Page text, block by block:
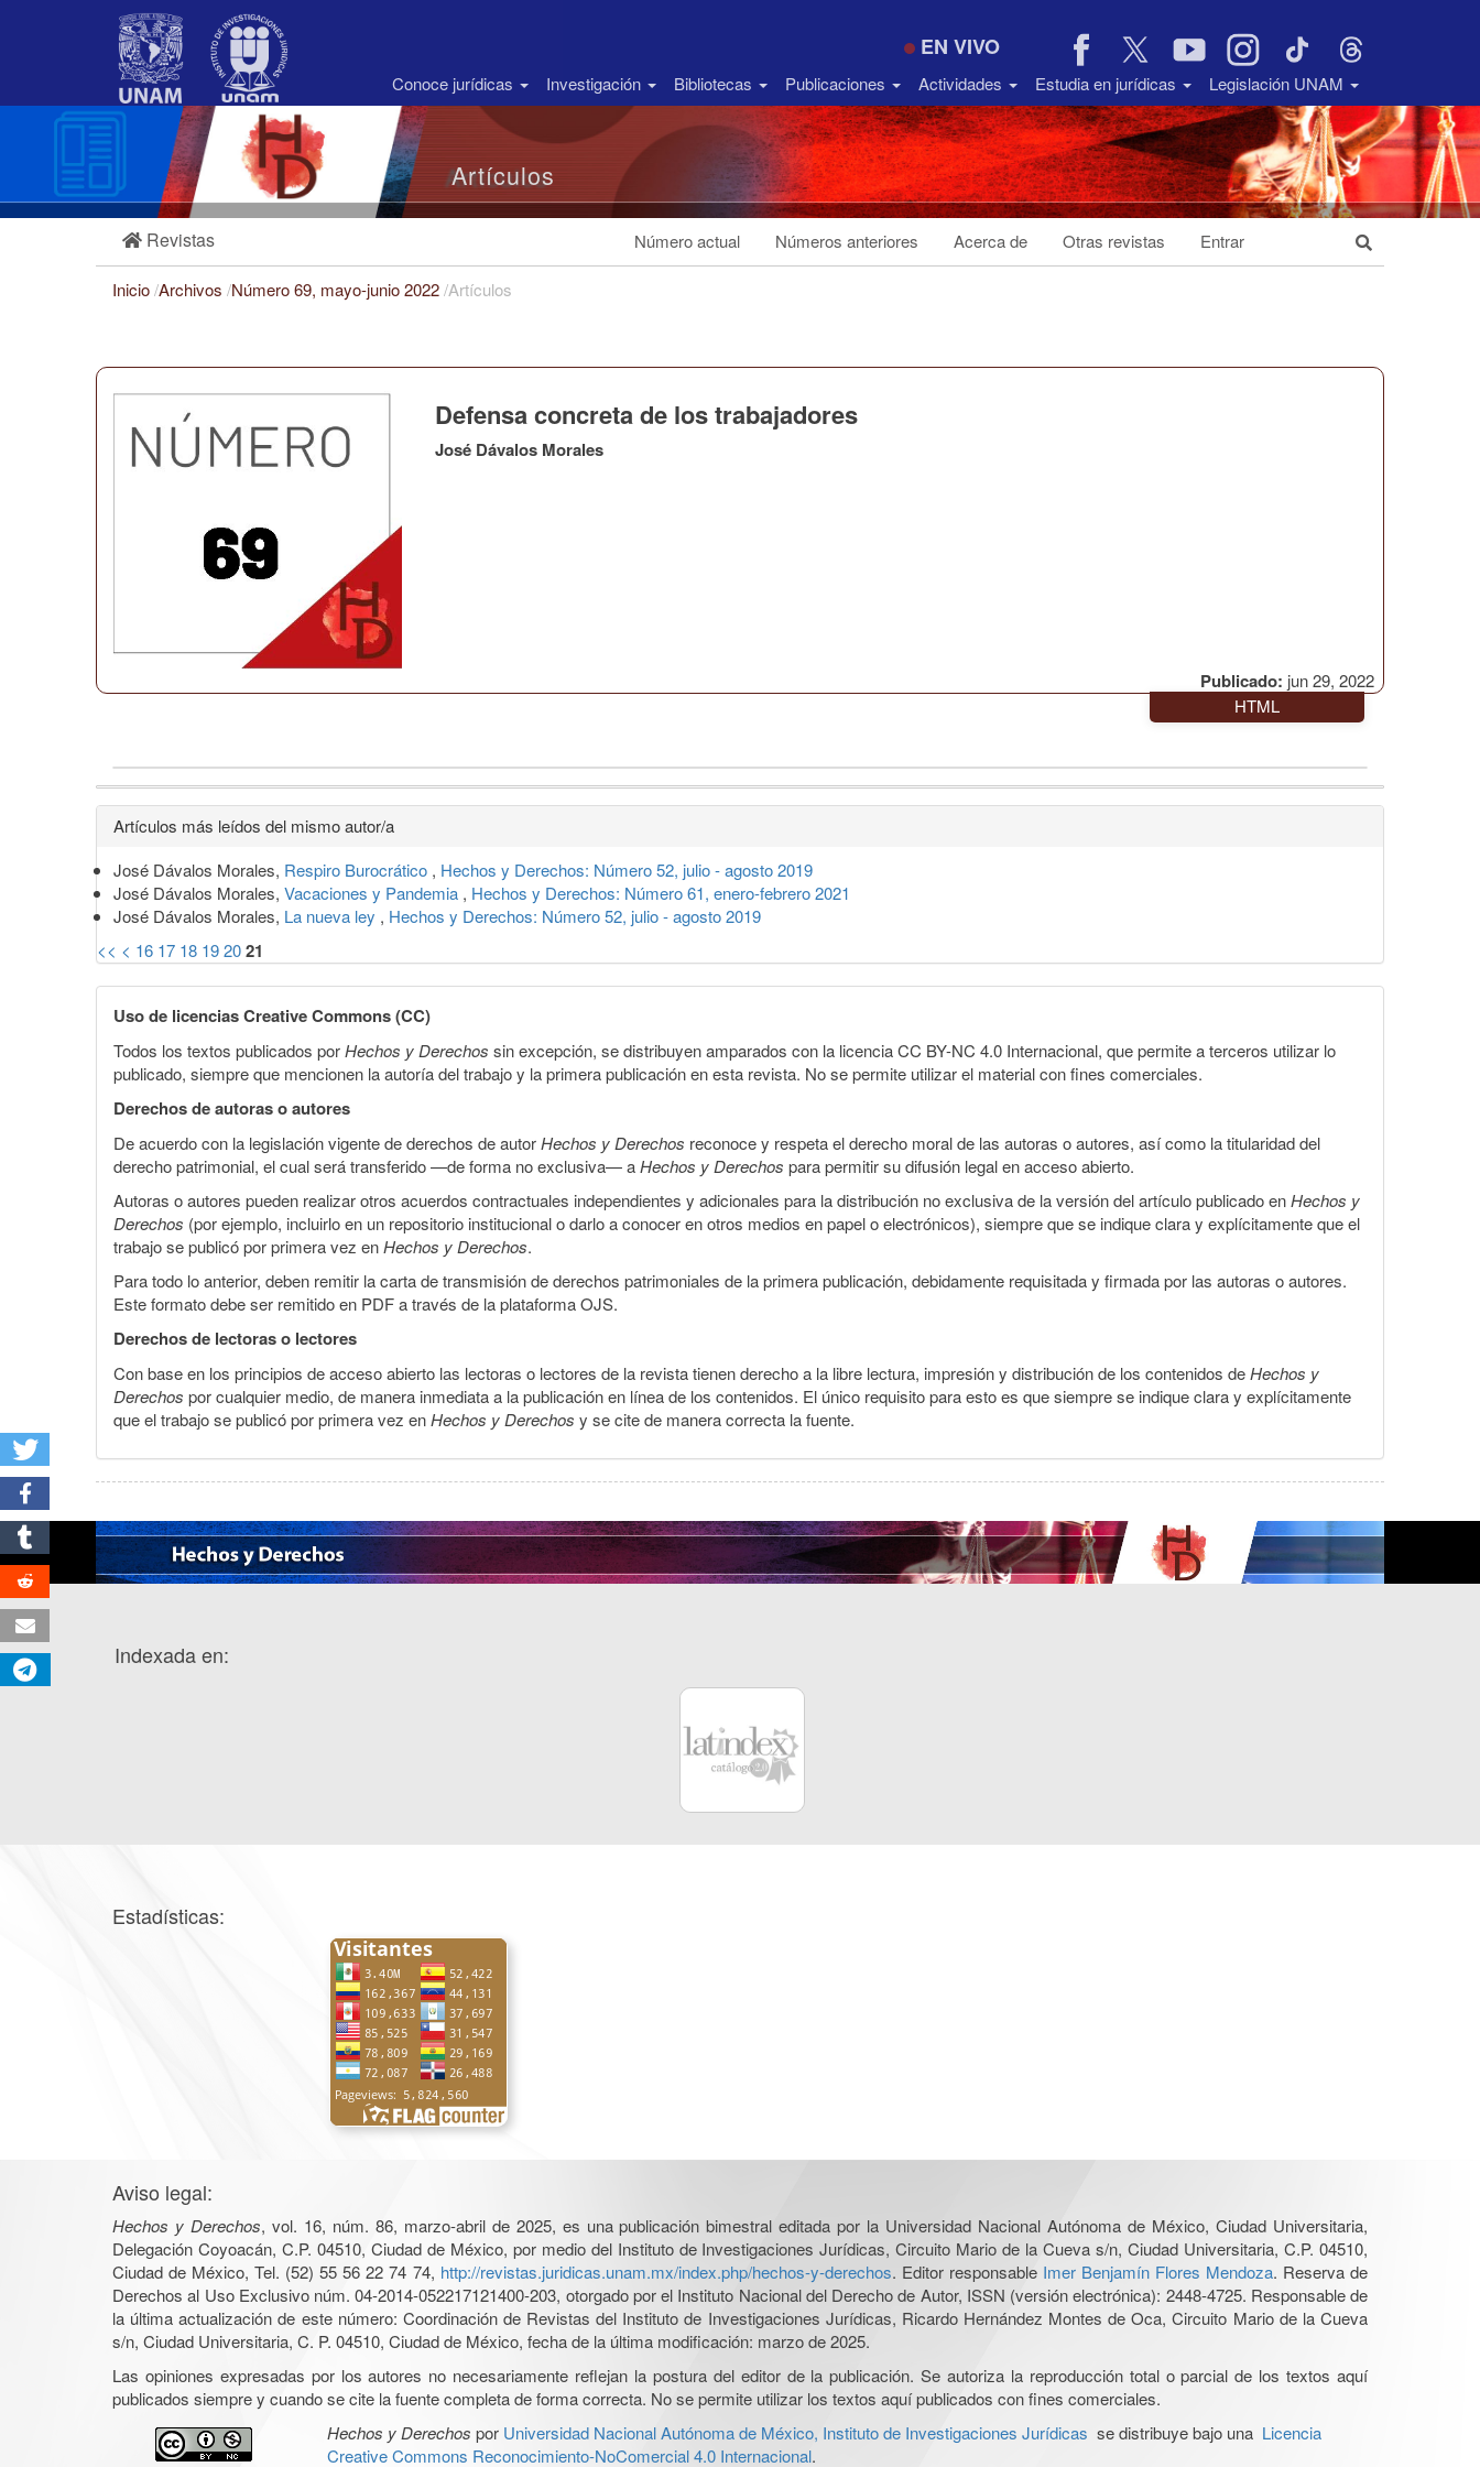
Barra
EN VIVO
Conoce jurídicas Investigación Bibliotecas Publicaciones Actividades Estudia en jurídicas Legislación UNAM
Artículos
Revistas Número actual Números anteriores Acerca de Otras revistas Entrar
Inicio/Archivos /Número 69, mayo-junio 2022/Artículos
Publicado: jun 29, 2022
Defensa concreta de los trabajadores
José Dávalos Morales
HTML
Detalles
del
artículo
Artículos más leídos del mismo autor/a
José Dávalos Morales, Respiro Burocrático , Hechos y Derechos: Número 52, julio - agosto 2019
José Dávalos Morales, Vacaciones y Pandemia , Hechos y Derechos: Número 61, enero-febrero 2021
José Dávalos Morales, La nueva ley , Hechos y Derechos: Número 52, julio - agosto 2019
<< < 16 17 18 192021
Uso de licencias Creative Commons (CC)
Todos los textos publicados porHechos y Derechos sin excepción, se distribuyen amparados con la licencia CC BY-NC 4.0 Internacional, que permite a terceros utilizar lo
publicado, siempre que mencionen la autoría del trabajo y la primera publicación en esta revista. No se permite utilizar el material con fines comerciales.
Derechos de autoras o autores
De acuerdo con la legislación vigente de derechos de autorHechos y Derechos reconoce y respeta el derecho moral de las autoras o autores, así como la titularidad del
derecho patrimonial, el cual será transferido —de forma no exclusiva— aHechos y Derechos para permitir su difusión legal en acceso abierto.
Autoras o autores pueden realizar otros acuerdos contractuales independientes y adicionales para la distribución no exclusiva de la versión del artículo publicado enHechos y
Derechos (por ejemplo, incluirlo en un repositorio institucional o darlo a conocer en otros medios en papel o electrónicos), siempre que se indique clara y explícitamente que el
trabajo se publicó por primera vez enHechos y Derechos.
Para todo lo anterior, deben remitir la carta de transmisión de derechos patrimoniales de la primera publicación, debidamente requisitada y firmada por las autoras o autores.
Este formato debe ser remitido en PDF a través de la plataforma OJS.
Derechos de lectoras o lectores
Con base en los principios de acceso abierto las lectoras o lectores de la revista tienen derecho a la libre lectura, impresión y distribución de los contenidos deHechos y
Derechos por cualquier medio, de manera inmediata a la publicación en línea de los contenidos. El único requisito para esto es que siempre se indique clara y explícitamente
que el trabajo se publicó por primera vez enHechos y Derechos y se cite de manera correcta la fuente.
Indexada en:
Estadísticas:
Aviso legal:
Hechos y Derechos, vol. 16, núm. 86, marzo-abril de 2025, es una publicación bimestral editada por la Universidad Nacional Autónoma de México, Ciudad Universitaria,
Delegación Coyoacán, C.P. 04510, Ciudad de México, por medio del Instituto de Investigaciones Jurídicas, Circuito Mario de la Cueva s/n, Ciudad Universitaria, C.P. 04510,
Ciudad de México, Tel. (52) 55 56 22 74 74, http://revistas.juridicas.unam.mx/index.php/hechos-y-derechos. Editor responsable Imer Benjamín Flores Mendoza. Reserva de
Derechos al Uso Exclusivo núm. 04-2014-052217121400-203, otorgado por el Instituto Nacional del Derecho de Autor, ISSN (versión electrónica): 2448-4725. Responsable de
la última actualización de este número: Coordinación de Revistas del Instituto de Investigaciones Jurídicas, Ricardo Hernández Montes de Oca, Circuito Mario de la Cueva
s/n, Ciudad Universitaria, C. P. 04510, Ciudad de México, fecha de la última modificación: marzo de 2025.
Las opiniones expresadas por los autores no necesariamente reflejan la postura del editor de la publicación. Se autoriza la reproducción total o parcial de los textos aquí
publicados siempre y cuando se cite la fuente completa de forma correcta. No se permite utilizar los textos aquí publicados con fines comerciales.
Hechos y Derechos por Universidad Nacional Autónoma de México, Instituto de Investigaciones Jurídicas se distribuye bajo una Licencia
Creative Commons Reconocimiento-NoComercial 4.0 Internacional.